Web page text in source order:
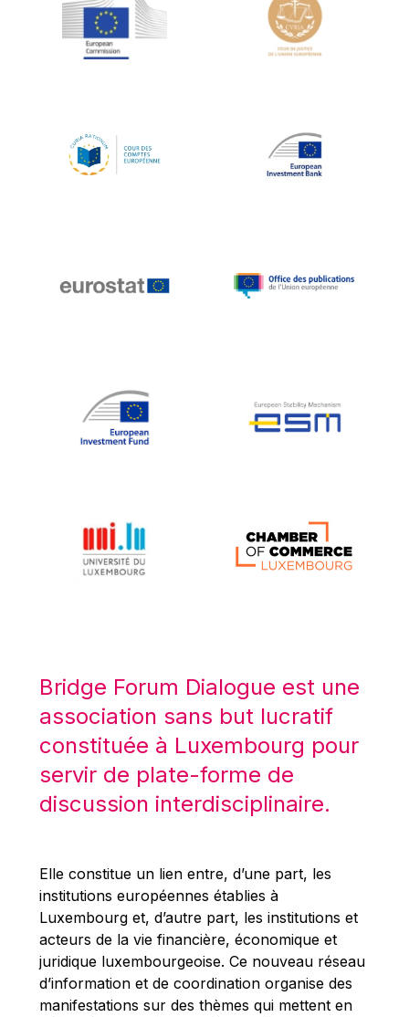
Jean-Louis Schiltz
Jean-Victor Louis
Johnny Åkerholm
Katharien L.C. Hunt
Klaus-Heiner Lehne
Koen LENAERTS
Lars Heikensten
Lucas Papademos
Máire Geoghegan-Quinn
Mario Centeno
Mario Monti
Maroš ŠEFČOVIČ
Martin Bailey
Martine Reicherts
Michael Sohlman
Michel Goedert
Mireille Delmas-Marty
Nobuo Tanaka
Otmar Issing
Bridge Forum Dialogue est une
association sans but lucratif
constituée à Luxembourg pour
servir de plate-forme de
discussion interdisciplinaire.
Elle constitue un lien entre, d’une part, les
institutions européennes établies à
Luxembourg et, d’autre part, les institutions et
acteurs de la vie financière, économique et
juridique luxembourgeoise. Ce nouveau réseau
d’information et de coordination organise des
manifestations sur des thèmes qui mettent en